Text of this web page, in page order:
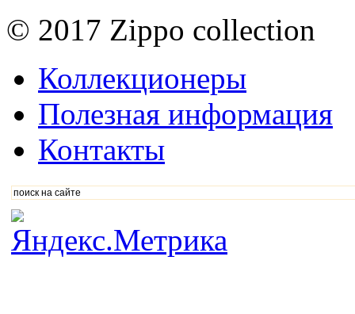
© 2017 Zippo collection
Коллекционеры
Полезная информация
Контакты